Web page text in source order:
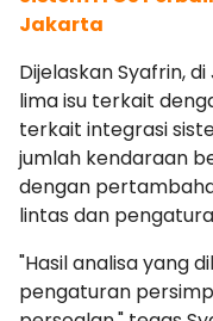
Jakarta
Dijelaskan Syafrin,
lima isu terkait
terkait integrasi
jumlah kendaraan
dengan
lintas dan
"Hasil analisa yang
pengaturan